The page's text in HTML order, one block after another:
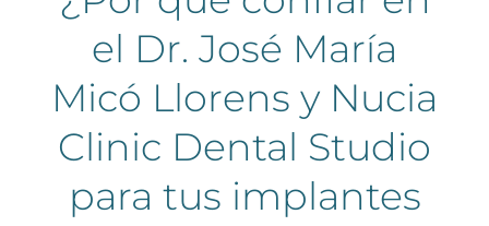
el Dr. José María
Micó Llorens y Nucia
Clinic Dental Studio
para tus implantes